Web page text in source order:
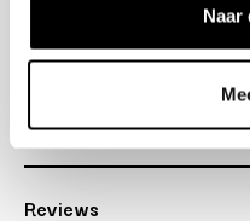
Naar
Reviews